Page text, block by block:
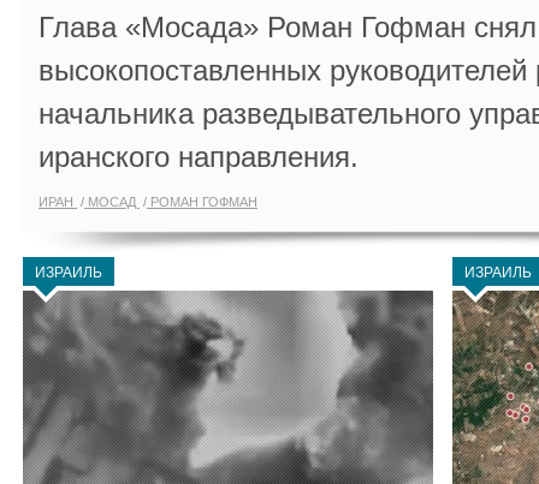
Глава «Мосада» Роман Гофман снял
высокопоставленных
начальника разведывательного
иранского направления.
ИРАН МОСАД РОМАН ГОФМАН
ИЗРАИЛЬ ИЗРАИЛЬ